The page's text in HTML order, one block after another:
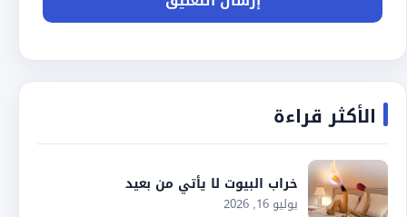
الأكثر قراءة
خراب البيوت لا يأتي من بعيد
يوليو 16, 2026